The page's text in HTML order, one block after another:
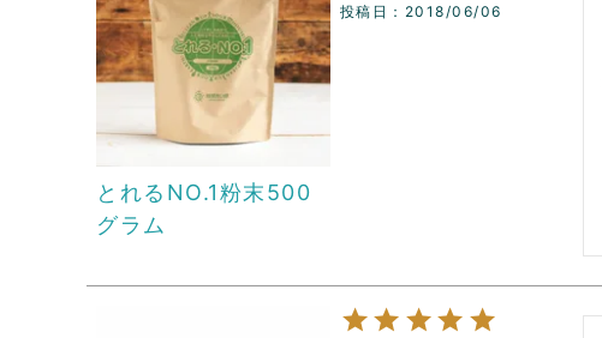
とれるNO.1粉末500
グラム
投稿日 2018/06/06